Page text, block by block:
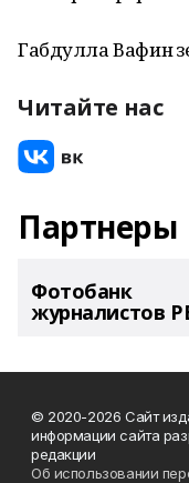
Габдулла Вафин
Читайте нас
Партнеры
Фотобанк
журналистов
© 2020-2026 Сайт
информации сайта
редакции
Об использовании